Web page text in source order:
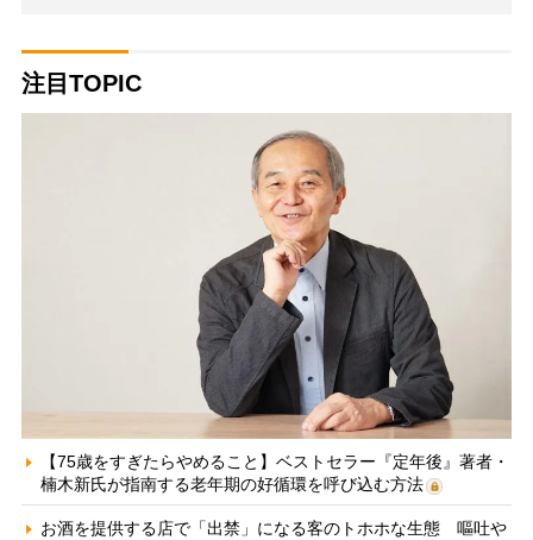
注目TOPIC
【75歳をすぎたらやめること】ベストセラー『定年後』著者・
楠木新氏が指南する老年期の好循環を呼び込む方法
お酒を提供する店で「出禁」になる客のトホホな生態 嘔吐や